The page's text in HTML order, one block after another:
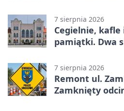
7 sierpnia 2026
Cegielnie,
pamiątki. Dwa
7 sierpnia 2026
Remont ul.
Zamknięty